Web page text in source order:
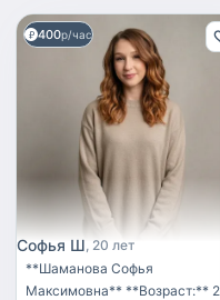
400р/час
Софья Ш 20 лет
**Шаманова Софья
Максимовна** **Возраст:** 20